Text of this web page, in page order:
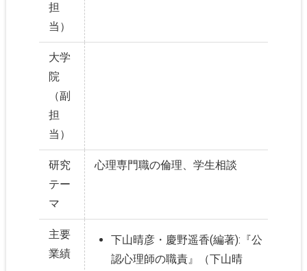
担
当）
大学
院
（副
担
当）
研究
テー
マ
心理専門職の倫理、学生相談
主要
業績
下山晴彦・慶野遥香(編著):『公
認心理師の職責』（下山晴